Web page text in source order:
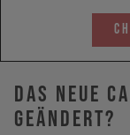
Das neue
geändert?